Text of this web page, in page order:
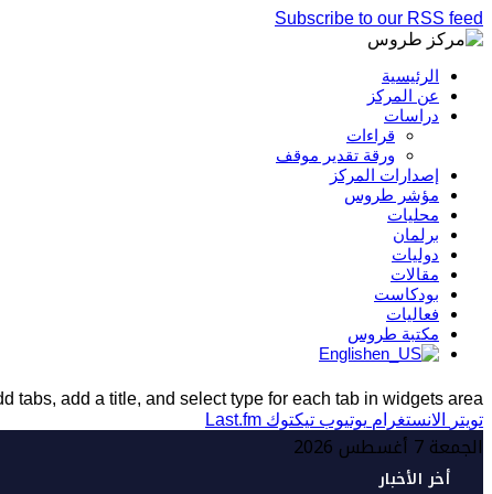
Subscribe to our RSS feed
الرئيسية
عن المركز
دراسات
قراءات
ورقة تقدير موقف
إصدارات المركز
مؤشر طروس
محليات
برلمان
دوليات
مقالات
بودكاست
فعاليات
مكتبة طروس
English
tabs, add a title, and select type for each tab in widgets area.
تويتر
الانستغرام يوتيوب تيكتوك Last.fm
الجمعة 7 أغسطس 2026
أخر الأخبار